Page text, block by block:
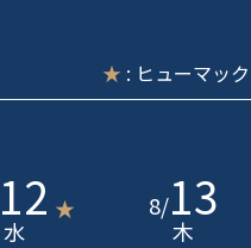
★ : ヒューマッ
12 ★
水
8/13
木